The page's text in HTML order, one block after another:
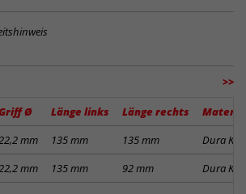
>>
Ø Länge links Länge rechts
hinzufügen
22,2 mm 135 mm 135 mm
Dura
hinzufügen
22,2 mm 135 mm 92 mm Dura